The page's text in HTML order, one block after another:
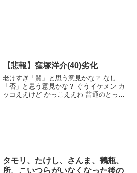
【悲報】窪塚洋介(40)劣化
老けすぎ「賛」と思う意見かな？ なし
「否」と思う意見かな？ ぐうイケメン カ
ッコええけど かっこええわ 普通のとっち
タモリ、たけし、さんま、鶴瓶、
所、こいつらがいなくなった後の